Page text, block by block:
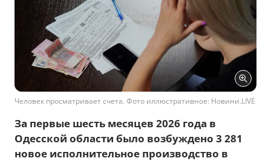
Человек просматривает счета. Фото иллюстративное: Новини.LIVE
За первые шесть месяцев 2026 года в
Одесской области было возбуждено 3 281
новое исполнительное производство в